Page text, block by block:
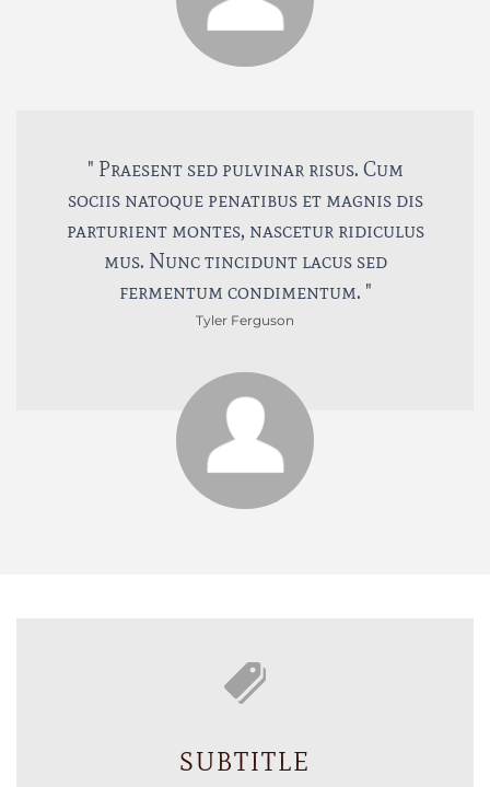
" Praesent sed pulvinar risus. Cum
sociis natoque penatibus et magnis dis
parturient montes, nascetur ridiculus
mus. Nunc tincidunt lacus sed
fermentum condimentum. "
Tyler Ferguson
SUBTITLE